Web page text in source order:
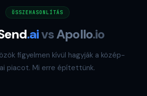
ÖSSZEHASONLÍTÁS
.aivsApollo.io
figyelmen kívül hagyják a közép-
piacot. Mi erre építettünk.